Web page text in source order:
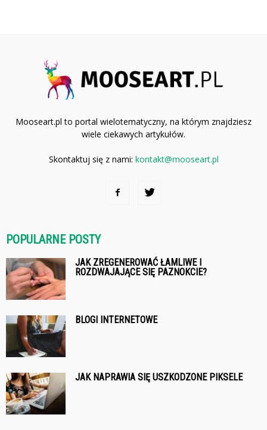
Mooseart.pl to portal wielotematyczny, na którym znajdziesz
wiele ciekawych artykułów.
Skontaktuj się z nami: kontakt@mooseart.pl
POPULARNE POSTY
JAK ZREGENEROWAĆ ŁAMLIWE I
ROZDWAJAJĄCE SIĘ PAZNOKCIE?
BLOGI INTERNETOWE
JAK NAPRAWIA SIĘ USZKODZONE PIKSELE